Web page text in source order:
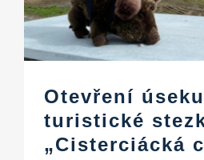
Otevření
turistické
„Cisterciácká